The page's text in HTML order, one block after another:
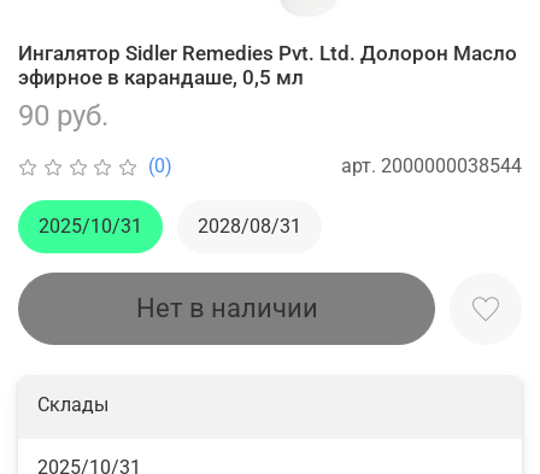
(0) арт. 2000000038544
Ингалятор Sidler Remedies Pvt. Ltd. Долорон Масло
эфирное в карандаше, 0,5 мл
90 руб.
Нет в наличии
Склады
2025/10/31
2025/10/31 2028/08/31